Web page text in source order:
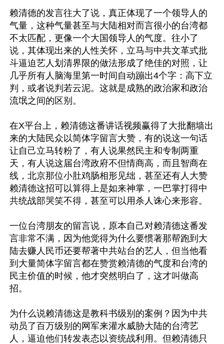
赖清德的发言往大了说，真正体现了一个领导人的
气量，这种气量甚至与大陆相对而言很小的台湾都
不太匹配，更像一个大国领导人的气度。往小了
说，其体现出来的人性关怀，立马与中共文革式批
斗逼迫艺人划清界限的做法形成了绝佳的对照，让
几乎所有人脑海里第一时间自动蹦出4个字：高下立
判，或者说判若云泥。这就是成熟的政治家和政治
流氓之间的区别。
在X平台上，赖清德这番讲话视频赢得了大批翻墙出
来的大陆民众以简体字留言大赞，有的说这一句话
让自己立马转粉了，有人说果然民主和专制两重
天，有人说这届台湾政府不但情商高，而且智商在
线，北京那位小肚鸡肠相形见绌，甚至还有人大赞
赖清德这招可以算得上是如来神掌，一巴掌打得中
共统战部哭笑不得，甚至可以用杀人诛心来形容。
一位台湾朋友的留言说，原本自己对赖清德这番发
言非常不满，因为他觉得为什么要惯著那帮跑到大
陆去赚人民币还要帮著中共站台的艺人，但当他看
到大量简体字留言都在赞赏赖清德的气度和台湾的
民主价值的时候，他才突然明白了，这才叫做高
招。
为什么说赖清德这是教科书级别的案例？因为中共
动员了百万级别的网军来灌水威胁大陆的台湾艺
人，逼迫他们转发表态以资统战利用。但赖清德只